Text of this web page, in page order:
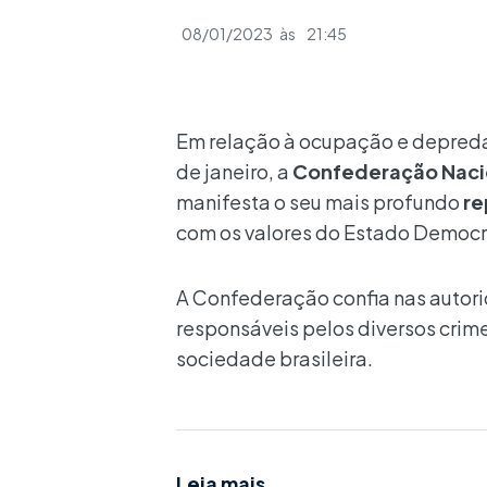
08/01/2023 às 21:45
Em relação à ocupação e
de janeiro, a Confederação
manifesta o seu mais profundo
com os valores do Estado
A Confederação confia nas
responsáveis pelos diversos
sociedade brasileira.